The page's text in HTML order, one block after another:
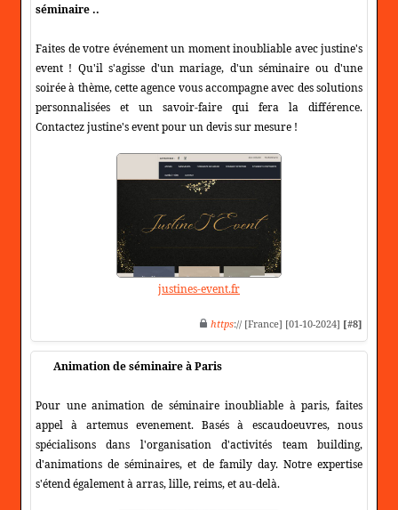
séminaire ..
Faites de votre événement un moment inoubliable avec justine's
event ! Qu'il s'agisse d'un mariage, d'un séminaire ou d'une
soirée à thème, cette agence vous accompagne avec des solutions
personnalisées et un savoir-faire qui fera la différence.
Contactez justine's event pour un devis sur mesure !
justines-event.fr
https:// [France] [01-10-2024] [#8]
Animation de séminaire à Paris
Pour une animation de séminaire inoubliable à paris, faites
appel à artemus evenement. Basés à escaudoeuvres, nous
spécialisons dans l'organisation d'activités team building,
d'animations de séminaires, et de family day. Notre expertise
s'étend également à arras, lille, reims, et au-delà.